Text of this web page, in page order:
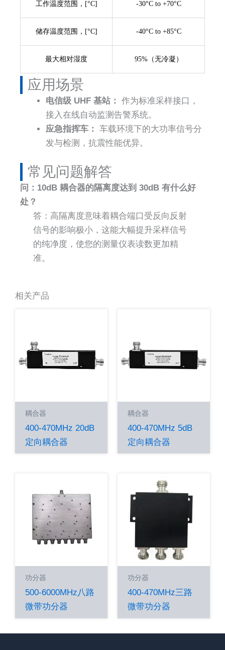
工作温度范围，[°C] -30°C to +70°C
储存温度范围，[°C] -40°C to +85°C
最大相对湿度 95%（无冷凝）
应用场景
电信级 UHF 基站：
作为标准采样接口，
接入在线自动监测告警系统。
应急指挥车：
车载环境下的大功率信号分
发与检测，抗震性能优异。
常见问题解答​
问：10dB 耦合器的隔离度达到 30dB 有什么好
处？
答：高隔离度意味着耦合端口受反向反射
信号的影响极小，这能大幅提升采样信号
的纯净度，使您的测量仪表读数更加精
准。
相关产品
耦合器
400-470MHz 20dB
定向耦合器
耦合器
400-470MHz 5dB
定向耦合器
功分器
500-6000MHz八路
微带功分器
功分器
400-470MHz三路
微带功分器